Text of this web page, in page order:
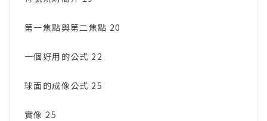
第一焦點與第二焦點 20
一個好用的公式 22
球面的成像公式 25
實像 25